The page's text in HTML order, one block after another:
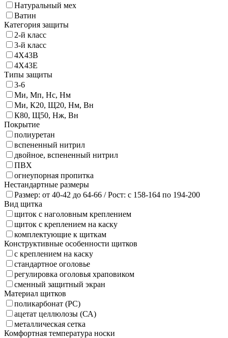
Натуральный мех
Ватин
Категория защиты
2-й класс
3-й класс
4X43B
4X43Е
Типы защиты
3-6
Ми, Мп, Нс, Нм
Ми, К20, Щ20, Нм, Вн
К80, Щ50, Нж, Вн
Покрытие
полиуретан
вспененный нитрил
двойное, вспененный нитрил
ПВХ
огнеупорная пропитка
Нестандартные размеры
Размер: от 40-42 до 64-66 / Рост: с 158-164 по 194-200
Вид щитка
щиток с наголовным креплением
щиток с креплением на каску
комплектующие к щиткам
Конструктивные особенности щитков
с креплением на каску
стандартное оголовье
регулировка оголовья храповиком
сменный защитный экран
Материал щитков
поликарбонат (PC)
ацетат целлюлозы (СА)
металлическая сетка
Комфортная температура носки